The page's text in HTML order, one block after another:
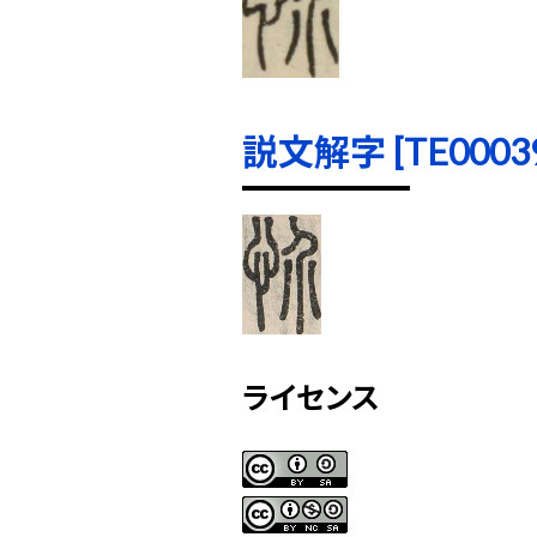
説文解字
ライセンス